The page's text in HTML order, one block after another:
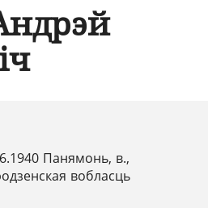
Панямонь, в.,
вобласць